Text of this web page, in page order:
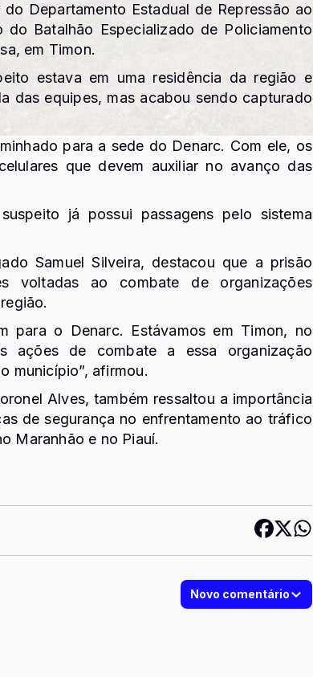
Departamento Estadual de Repressão ao
Batalhão Especializado de Policiamento
em Timon.
estava em uma residência da região e
das equipes, mas acabou sendo capturado
para a sede do Denarc. Com ele, os
que devem auxiliar no avanço das
já possui passagens pelo sistema
Samuel Silveira, destacou que a prisão
voltadas ao combate de organizações
para o Denarc. Estávamos em Timon, no
ações de combate a essa organização
município”, afirmou.
Alves, também ressaltou a importância
de segurança no enfrentamento ao tráfico
Maranhão e no Piauí.
Novo comentário